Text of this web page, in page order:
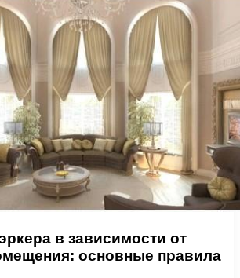
в зависимости от
основные правила